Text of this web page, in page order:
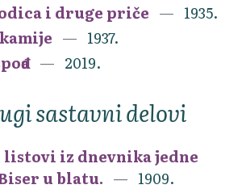
i druge priče
1935.
1937.
2019.
sastavni delovi
iz dnevnika jedne
u blatu.
1909.